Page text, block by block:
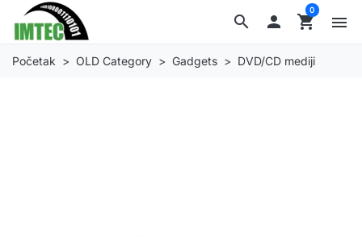
search  shopping_cart
0
menu
Početak OLD Category Gadgets DVD/CD mediji